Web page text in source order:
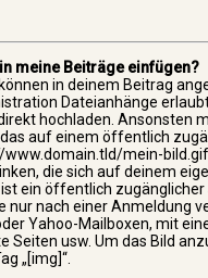
meine Beiträge einfügen?
in deinem Beitrag
Dateianhänge
hochladen. Ansonsten
auf einem öffentlich
www.domain.tld/mein-
die sich auf deinem
ein öffentlich zugänglicher
nur nach einer Anmeldung
Yahoo-Mailboxen, mit
Seiten usw. Um das Bild
„[img]“.